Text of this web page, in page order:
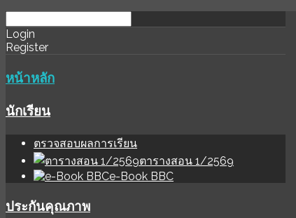
download
software
ihale
sınır
Login
Register
หน้าหลัก
นักเรียน
ตรวจสอบผลการเรียน
ตารางสอน 1/2569
e-Book BBC
ประกันคุณภาพ